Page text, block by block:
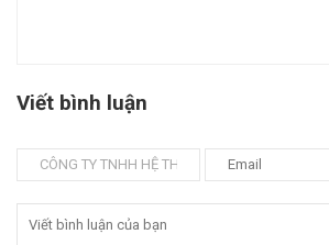
Viết bình luận